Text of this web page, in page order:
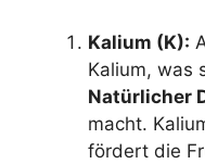
Kalium (K):
Kalium, was
Natürlicher
macht.
fördert die